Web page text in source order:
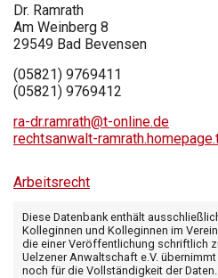
Dr. Ramrath
Am Weinberg 8
29549 Bad Bevensen
(05821) 9769411
(05821) 9769412
ra-dr.ramrath@t-online.de
rechtsanwalt-
Arbeitsrecht
Diese Datenbank enthält
Kolleginnen und Kolleginnen im
die einer Veröffentlichung schriftlich
Uelzener Anwaltschaft e.V.
noch für die Vollständigkeit der